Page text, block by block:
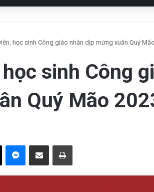
học sinh Công giáo nhân dịp mừng xuân Quý
sinh Công
Quý Mão
X Messenger
Share via Email Print